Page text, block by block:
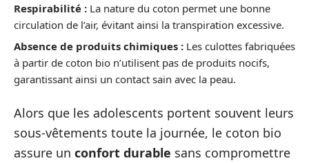
Respirabilité : La nature du coton permet une bonne
circulation de l’air, évitant ainsi la transpiration excessive.
Absence de produits chimiques : Les culottes fabriquées
à partir de coton bio n’utilisent pas de produits nocifs,
garantissant ainsi un contact sain avec la peau.
Alors que les adolescents portent souvent leurs
sous-vêtements toute la journée, le coton bio
assure un confort durable sans compromettre